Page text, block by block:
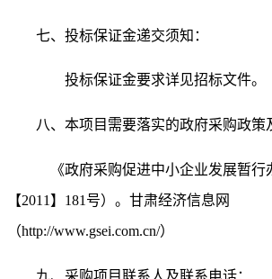
七、 投标保证金递交须知：
投标保证金要求详见招标文件。
八、 本项目需要落实的政府采购政策
《政府采购促进中小企业发展暂
【2011】181号）。 甘肃经济信息网
（http://www.gsei.com.cn/）
九、采购项目联系人及联系电话：